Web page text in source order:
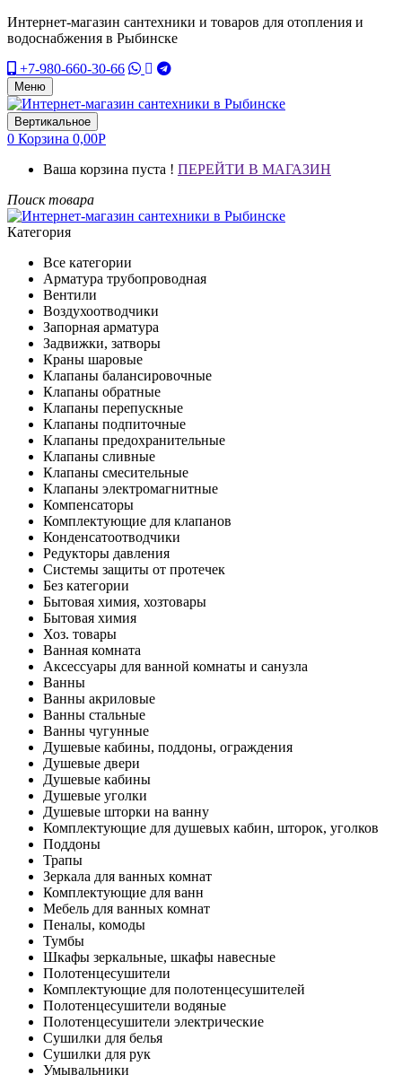
Интернет-магазин сантехники и товаров для отопления и
водоснабжения в Рыбинске
+7-980-660-30-66
Меню
Вертикальное
0 Корзина 0,00Р
Ваша корзина пуста ! ПЕРЕЙТИ В МАГАЗИН
Поиск товара
Категория
Все категории
Арматура трубопроводная
Вентили
Воздухоотводчики
Запорная арматура
Задвижки, затворы
Краны шаровые
Клапаны балансировочные
Клапаны обратные
Клапаны перепускные
Клапаны подпиточные
Клапаны предохранительные
Клапаны сливные
Клапаны смесительные
Клапаны электромагнитные
Компенсаторы
Комплектующие для клапанов
Конденсатоотводчики
Редукторы давления
Системы защиты от протечек
Без категории
Бытовая химия, хозтовары
Бытовая химия
Хоз. товары
Ванная комната
Аксессуары для ванной комнаты и санузла
Ванны
Ванны акриловые
Ванны стальные
Ванны чугунные
Душевые кабины, поддоны, ограждения
Душевые двери
Душевые кабины
Душевые уголки
Душевые шторки на ванну
Комплектующие для душевых кабин, шторок, уголков
Поддоны
Трапы
Зеркала для ванных комнат
Комплектующие для ванн
Мебель для ванных комнат
Пеналы, комоды
Тумбы
Шкафы зеркальные, шкафы навесные
Полотенцесушители
Комплектующие для полотенцесушителей
Полотенцесушители водяные
Полотенцесушители электрические
Сушилки для белья
Сушилки для рук
Умывальники